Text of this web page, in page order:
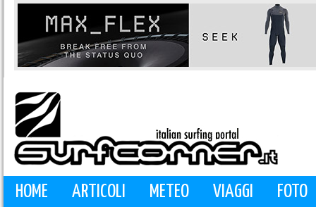
HOME ARTICOLI METEO VIAGGI FOTO